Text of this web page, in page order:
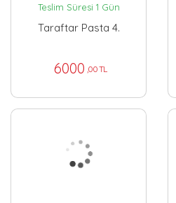
Teslim Süresi 1 Gün
Taraftar Pasta 4.
6000 ,00 TL